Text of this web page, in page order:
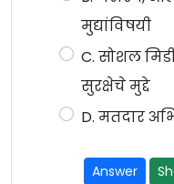
मुद्यांविषयी
C. सोशल
सुरक्षेचे मुद्दे
D. मतदार
Answer